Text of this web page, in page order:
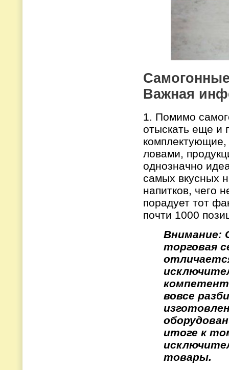
Важная
1. Помимо
отыскать еще и
комплектующие,
ловами,
однозначно
самых вкусных
напитков, чего
порадует тот
почти 1000
Внимание:
торговая
вовсе
итоге к
товары.